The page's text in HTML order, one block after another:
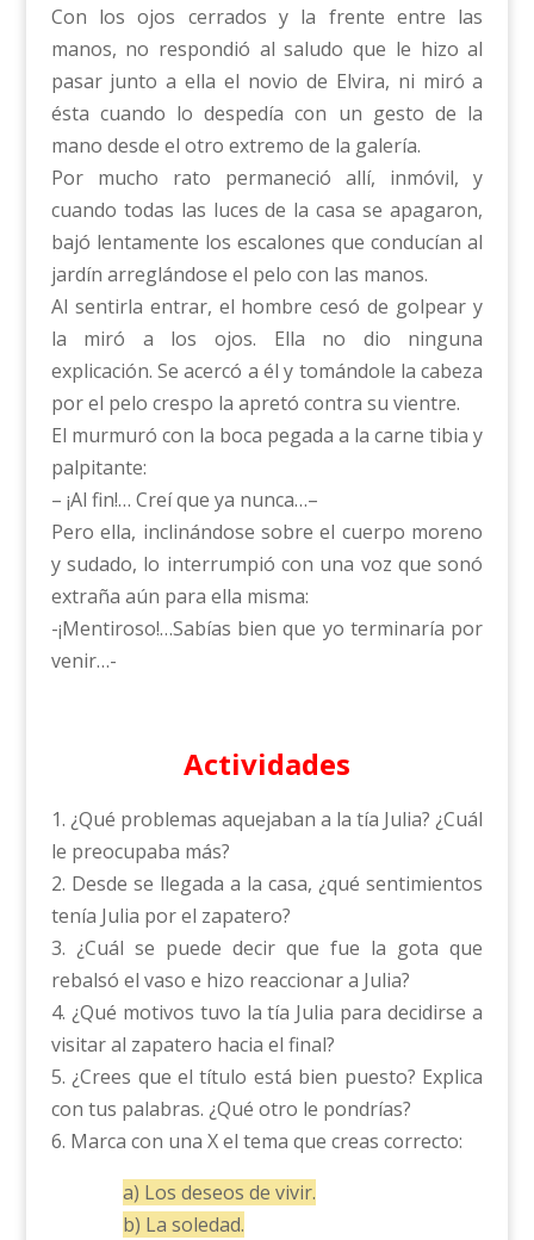
Con los ojos cerrados y la frente entre las
manos, no respondió al saludo que le hizo al
pasar junto a ella el novio de Elvira, ni miró a
ésta cuando lo despedía con un gesto de la
mano desde el otro extremo de la galería.
Por mucho rato permaneció allí, inmóvil, y
cuando todas las luces de la casa se apagaron,
bajó lentamente los escalones que conducían al
jardín arreglándose el pelo con las manos.
Al sentirla entrar, el hombre cesó de golpear y
la miró a los ojos. Ella no dio ninguna
explicación. Se acercó a él y tomándole la cabeza
por el pelo crespo la apretó contra su vientre.
El murmuró con la boca pegada a la carne tibia y
palpitante:
– ¡Al fin!… Creí que ya nunca…–
Pero ella, inclinándose sobre el cuerpo moreno
y sudado, lo interrumpió con una voz que sonó
extraña aún para ella misma:
-¡Mentiroso!…Sabías bien que yo terminaría por
venir…-
Actividades
1. ¿Qué problemas aquejaban a la tía Julia? ¿Cuál
le preocupaba más?
2. Desde se llegada a la casa, ¿qué sentimientos
tenía Julia por el zapatero?
3. ¿Cuál se puede decir que fue la gota que
rebalsó el vaso e hizo reaccionar a Julia?
4. ¿Qué motivos tuvo la tía Julia para decidirse a
visitar al zapatero hacia el final?
5. ¿Crees que el título está bien puesto? Explica
con tus palabras. ¿Qué otro le pondrías?
6. Marca con una X el tema que creas correcto:
a) Los deseos de vivir.
b) La soledad.